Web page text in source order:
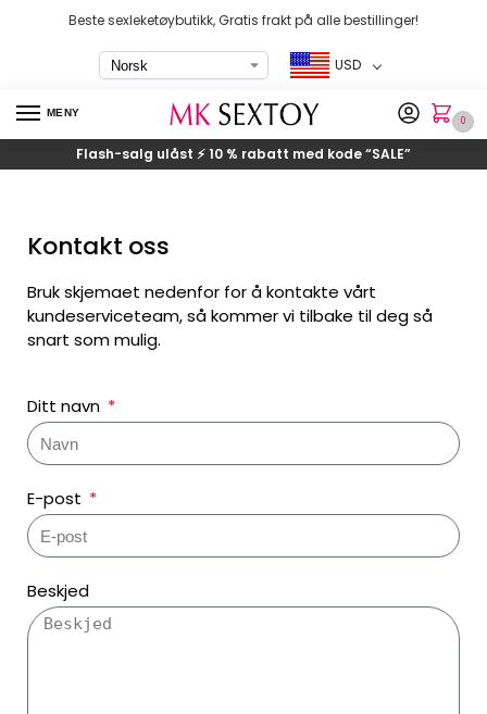
Beste sexleketøybutikk, Gratis frakt på alle bestillinger!
USD
MENY
0
Flash-salg ulåst ⚡ 10 % rabatt med kode“SALE”
Kontakt oss
Bruk skjemaet nedenfor for å kontakte vårt
kundeserviceteam, så kommer vi tilbake til deg så
snart som mulig.
Ditt navn
E-post
Beskjed